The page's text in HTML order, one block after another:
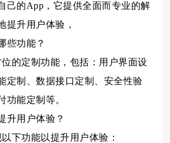
己的App，它提供全面而专业的解
提升用户体验，
些功能？
的定制功能，包括：用户界面设
定制、数据接口定制、安全性验
功能定制等。
升用户体验？
下功能以提升用户体验：